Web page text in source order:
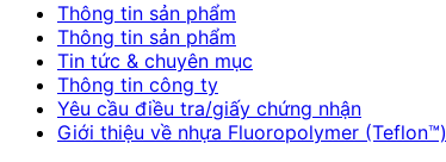
Thông tin sản phẩm
Thông tin sản phẩm
Tin tức & chuyên mục
Thông tin công ty
Yêu cầu điều tra/giấy chứng nhận
Giới thiệu về nhựa Fluoropolymer (Teflon™)